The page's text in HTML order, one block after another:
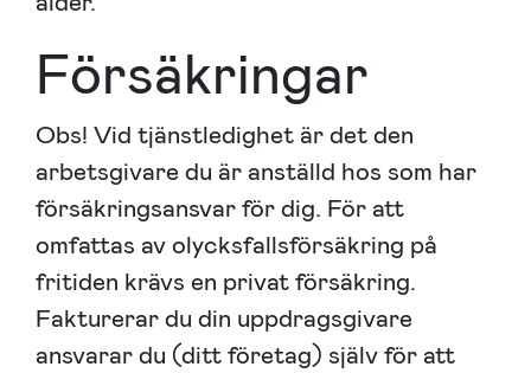
Försäkringar
Obs! Vid tjänstledighet är det den
arbetsgivare du är anställd hos som har
försäkringsansvar för dig. För att
omfattas av olycksfallsförsäkring på
fritiden krävs en privat försäkring.
Fakturerar du din uppdragsgivare
ansvarar du (ditt företag) själv för att